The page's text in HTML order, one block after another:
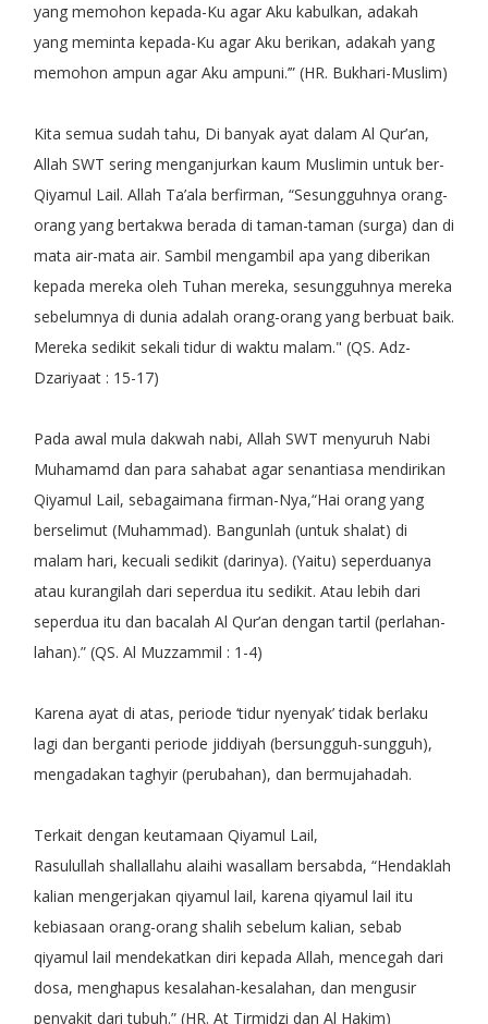
yang memohon kepada-Ku agar Aku kabulkan, adakah
yang meminta kepada-Ku agar Aku berikan, adakah yang
memohon ampun agar Aku ampuni.’” (HR. Bukhari-Muslim)
Kita semua sudah tahu, Di banyak ayat dalam Al Qur’an,
Allah SWT sering menganjurkan kaum Muslimin untuk ber-
Qiyamul Lail. Allah Ta’ala berfirman, “Sesungguhnya orang-
orang yang bertakwa berada di taman-taman (surga) dan di
mata air-mata air. Sambil mengambil apa yang diberikan
kepada mereka oleh Tuhan mereka, sesungguhnya mereka
sebelumnya di dunia adalah orang-orang yang berbuat baik.
Mereka sedikit sekali tidur di waktu malam." (QS. Adz-
Dzariyaat : 15-17)
Pada awal mula dakwah nabi, Allah SWT menyuruh Nabi
Muhamamd dan para sahabat agar senantiasa mendirikan
Qiyamul Lail, sebagaimana firman-Nya,“Hai orang yang
berselimut (Muhammad). Bangunlah (untuk shalat) di
malam hari, kecuali sedikit (darinya). (Yaitu) seperduanya
atau kurangilah dari seperdua itu sedikit. Atau lebih dari
seperdua itu dan bacalah Al Qur’an dengan tartil (perlahan-
lahan).” (QS. Al Muzzammil : 1-4)
Karena ayat di atas, periode ‘tidur nyenyak’ tidak berlaku
lagi dan berganti periode jiddiyah (bersungguh-sungguh),
mengadakan taghyir (perubahan), dan bermujahadah.
Terkait dengan keutamaan Qiyamul Lail,
Rasulullah shallallahu alaihi wasallam bersabda, “Hendaklah
kalian mengerjakan qiyamul lail, karena qiyamul lail itu
kebiasaan orang-orang shalih sebelum kalian, sebab
qiyamul lail mendekatkan diri kepada Allah, mencegah dari
dosa, menghapus kesalahan-kesalahan, dan mengusir
penyakit dari tubuh.” (HR. At Tirmidzi dan Al Hakim)